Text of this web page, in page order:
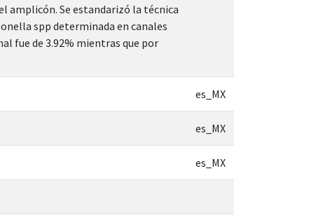
amplicón. Se estandarizó la técnica
spp determinada en canales
fue de 3.92% mientras que por
es_MX
es_MX
es_MX